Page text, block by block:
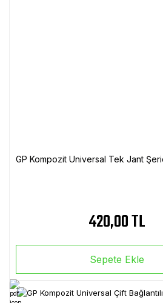
GP Kompozit Universal Tek Jant
420,00 TL
Sepete Ekle